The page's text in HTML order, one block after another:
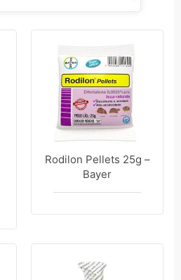
Rodilon Pellets 25g –
Bayer